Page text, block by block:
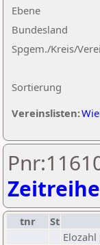
Ebene
Sortierung
Bundesland
Spgem./Kreis/
Vereinslisten:
Zeitreihe
tnr St
Elozahl